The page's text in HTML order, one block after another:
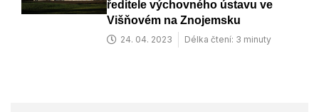
ředitele výchovného ústavu ve
Višňovém na Znojemsku
24. 04. 2023 Délka čtení: 3 minuty